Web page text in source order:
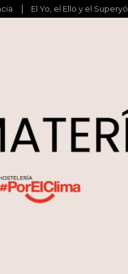
El Yo, el Ello y el Superyó